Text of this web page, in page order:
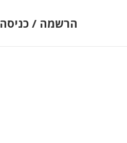
הרשמה / כניסה